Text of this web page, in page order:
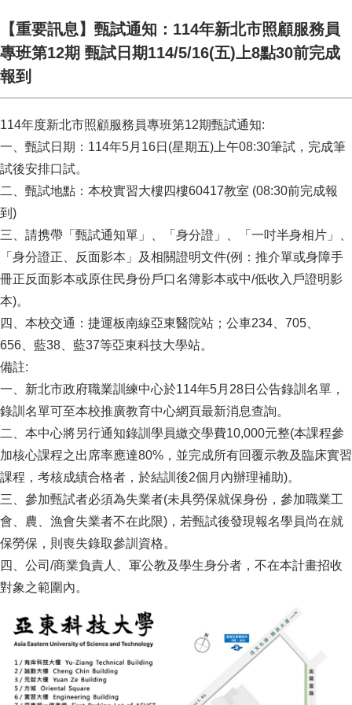
【重要訊息】甄試通知：114年新北市照顧服務員
專班第12期 甄試日期114/5/16(五)上8點30前完成
報到
114年度新北市照顧服務員專班第12期甄試通知:
一、甄試日期：114年5月16日(星期五)上午08:30筆試，完成筆
試後安排口試。
二、甄試地點：本校實習大樓四樓60417教室 (08:30前完成報
到)
三、請携帶「甄試通知單」、「身分證」、「一吋半身相片」、
「身分證正、反面影本」及相關證明文件(例：推介單或身障手
冊正反面影本或原住民身份戶口名簿影本或中/低收入戶證明影
本)。
四、本校交通：捷運板南線亞東醫院站；公車234、705、
656、藍38、藍37等亞東科技大學站。
備註:
一、新北市政府職業訓練中心於114年5月28日公告錄訓名單，
錄訓名單可至本校推廣教育中心網頁最新消息查詢。
二、本中心將另行通知錄訓學員繳交學費10,000元整(本課程參
加核心課程之出席率應達80%，並完成所有回覆示教及臨床實習
課程，考核成績合格者，於結訓後2個月內辦理補助)。
三、參加甄試者必須為失業者(未具勞保就保身份，參加職業工
會、農、漁會失業者不在此限)，若甄試後發現報名學員尚在就
保勞保，則喪失錄取參訓資格。
四、公司/商業負責人、軍公教及學生身分者，不在本計畫招收
對象之範圍內。